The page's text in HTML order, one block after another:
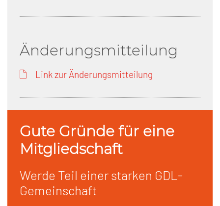
Änderungsmitteilung
Link zur Änderungsmitteilung
Gute Gründe für eine
Mitgliedschaft
Werde Teil einer starken GDL-
Gemeinschaft